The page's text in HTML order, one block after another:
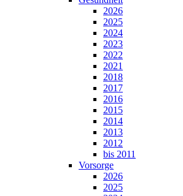
2026
2025
2024
2023
2022
2021
2018
2017
2016
2015
2014
2013
2012
bis 2011
Vorsorge
2026
2025